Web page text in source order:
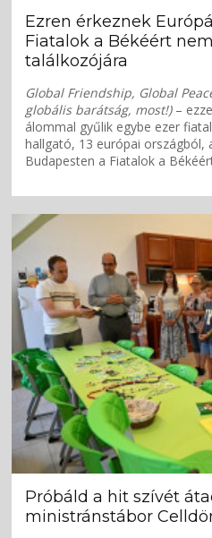
Ezren érkeznek
Fiatalok a Békéért
találkozójára
Global Friendship, Global
globális barátság, most!)–
álommal gyűlik egybe ezer
hallgató, 13 európai országból,
Budapesten a Fiatalok a
Próbáld a hit szívét
ministránstábor